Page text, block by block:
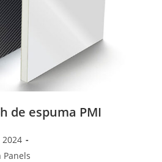
de espuma PMI
Panels